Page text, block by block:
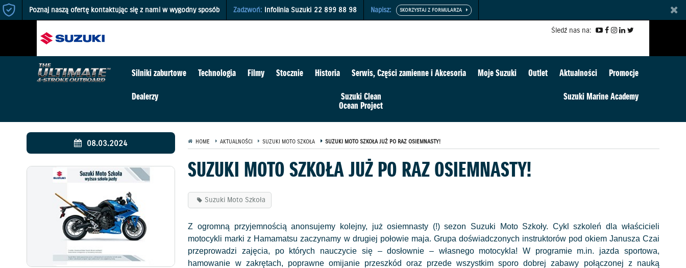
Poznaj naszą ofertę kontaktując się z nami w wygodny sposób Zadzwoń: Infolinia Suzuki 22 899 88 98 Napisz:
Śledź nas na:
Silniki zaburtowe Technologia Filmy Stocznie Historia Serwis, Części zamienne i Akcesoria Moje Suzuki Outlet Aktualności
Promocje
Dealerzy
Suzuki Clean
Ocean Project
Suzuki Marine Academy
08.03.2024 HOME AKTUALNOŚCI SUZUKI MOTO SZKOŁA SUZUKI MOTO SZKOŁA JUŻ PO RAZ OSIEMNASTY!
SUZUKI MOTO SZKOŁA JUŻ PO RAZ OSIEMNASTY!
Suzuki Moto Szkoła
Z ogromną przyjemnością anonsujemy kolejny, już osiemnasty (!) sezon Suzuki Moto Szkoły. Cykl szkoleń dla właścicieli
motocykli marki z Hamamatsu zaczynamy w drugiej połowie maja. Grupa doświadczonych instruktorów pod okiem Janusza Czai
przeprowadzi zajęcia, po których nauczycie się – dosłownie – własnego motocykla! W programie m.in. jazda sportowa,
hamowanie w zakrętach, poprawne omijanie przeszkód oraz przede wszystkim sporo dobrej zabawy połączonej z nauką